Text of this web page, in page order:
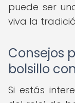
puede ser
viva la
Consejos
bolsillo
Si estás